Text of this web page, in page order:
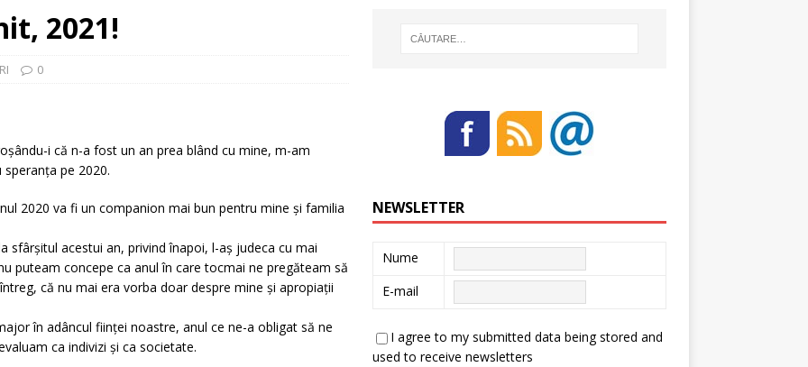
2021!
0
i că n-a fost un an prea blând cu mine, m-am
pe 2020.
2020 va fi un companion mai bun pentru mine și familia
sfârșitul acestui an, privind înapoi, l-aș judeca cu mai
puteam concepe ca anul în care tocmai ne pregăteam să
că nu mai era vorba doar despre mine și apropiații
în adâncul ființei noastre, anul ce ne-a obligat să ne
ca indivizi și ca societate.
NEWSLETTER
Nume
E-mail
I agree to my submitted data being stored and
used to receive newsletters